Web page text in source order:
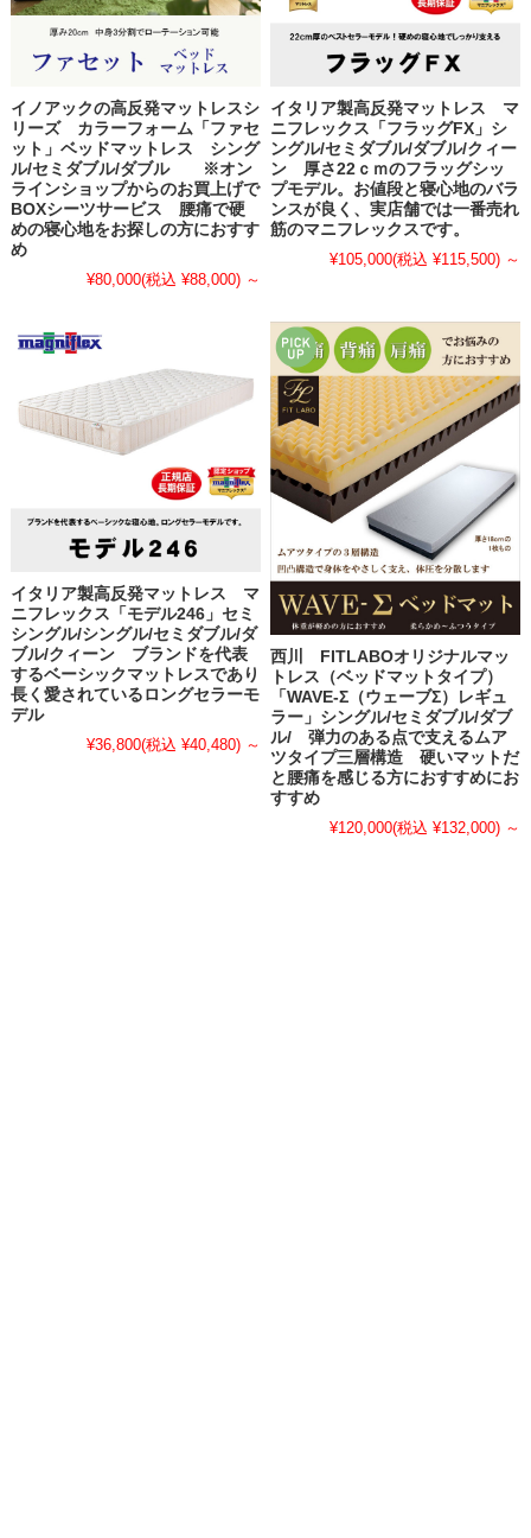
イノアックの高反発マットレスシ
リーズ カラーフォーム「ファセ
ット」ベッドマットレス シング
ル/セミダブル/ダブル ※オン
ラインショップからのお買上げで
BOXシーツサービス 腰痛で硬
めの寝心地をお探しの方におすす
め
¥80,000(税込 ¥88,000) ～
イタリア製高反発マットレス マ
ニフレックス「フラッグFX」シ
ングル/セミダブル/ダブル/クィー
ン 厚さ22ｃｍのフラッグシッ
プモデル。お値段と寝心地のバラ
ンスが良く、実店舗では一番売れ
筋のマニフレックスです。
¥105,000(税込 ¥115,500) ～
イタリア製高反発マットレス マ
ニフレックス「モデル246」セミ
シングル/シングル/セミダブル/ダ
ブル/クィーン ブランドを代表
するベーシックマットレスであり
長く愛されているロングセラーモ
デル
¥36,800(税込 ¥40,480) ～
西川 FITLABOオリジナルマッ
トレス（ベッドマットタイプ）
「WAVE-Σ（ウェーブΣ）レギュ
ラー」シングル/セミダブル/ダブ
ル/ 弾力のある点で支えるムア
ツタイプ三層構造 硬いマットだ
と腰痛を感じる方におすすめにお
すすめ
¥120,000(税込 ¥132,000) ～